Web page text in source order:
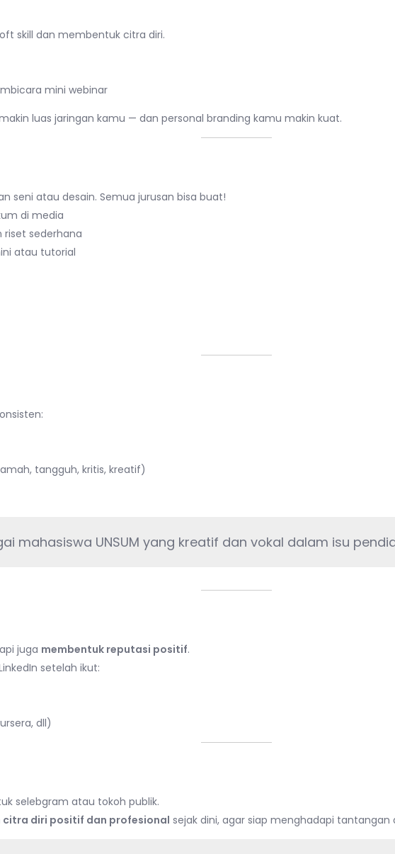
skill dan membentuk citra diri.
mini webinar
luas jaringan kamu — dan personal branding kamu makin kuat.
seni atau desain. Semua jurusan bisa buat!
di media
riset sederhana
atau tutorial
tangguh, kritis, kreatif)
mahasiswa UNSUM yang kreatif dan vokal dalam isu
juga membentuk reputasi positif.
setelah ikut:
dll)
selebgram atau tokoh publik.
citra diri positif dan profesional sejak dini, agar siap menghadapi